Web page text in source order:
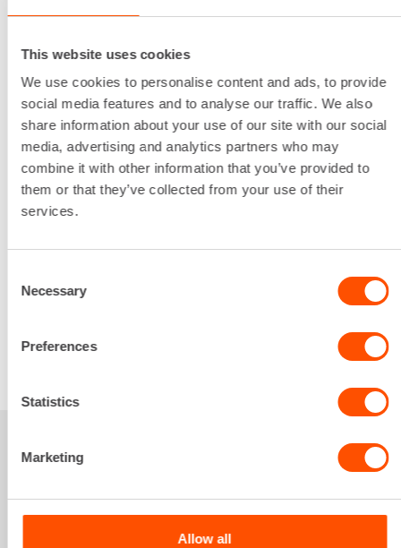
This website uses cookies
We use cookies to personalise content and ads, to provide
social media features and to analyse our traffic. We also
share information about your use of our site with our social
media, advertising and analytics partners who may
combine it with other information that you’ve provided to
them or that they’ve collected from your use of their
services.
Selection
Necessary
Preferences
Statistics
Marketing
Allow all
M14
Kierrosluku
8500 rpm
Laikan halkaisija
125 mm
Paino
2.5 kg
Kuukausi
Sinua saattaisi
kiinnostaa myös